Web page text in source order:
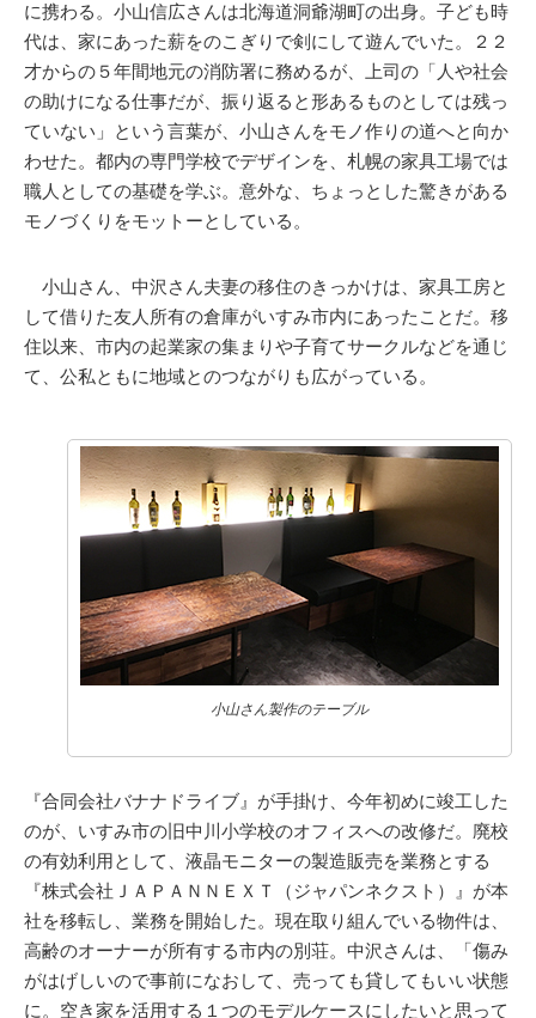
に携わる。小山信広さんは北海道洞爺湖町の出身。子ども時
代は、家にあった薪をのこぎりで剣にして遊んでいた。２２
才からの５年間地元の消防署に務めるが、上司の「人や社会
の助けになる仕事だが、振り返ると形あるものとしては残っ
ていない」という言葉が、小山さんをモノ作りの道へと向か
わせた。都内の専門学校でデザインを、札幌の家具工場では
職人としての基礎を学ぶ。意外な、ちょっとした驚きがある
モノづくりをモットーとしている。
小山さん、中沢さん夫妻の移住のきっかけは、家具工房と
して借りた友人所有の倉庫がいすみ市内にあったことだ。移
住以来、市内の起業家の集まりや子育てサークルなどを通じ
て、公私ともに地域とのつながりも広がっている。
小山さん製作のテーブル
『合同会社バナナドライブ』が手掛け、今年初めに竣工した
のが、いすみ市の旧中川小学校のオフィスへの改修だ。廃校
の有効利用として、液晶モニターの製造販売を業務とする
『株式会社ＪＡＰＡＮＮＥＸＴ（ジャパンネクスト）』が本
社を移転し、業務を開始した。現在取り組んでいる物件は、
高齢のオーナーが所有する市内の別荘。中沢さんは、「傷み
がはげしいので事前になおして、売っても貸してもいい状態
に。空き家を活用する１つのモデルケースにしたいと思って